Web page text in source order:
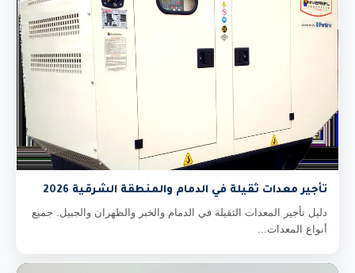
تأجير معدات ثقيلة في الدمام والمنطقة الشرقية 2026
دليل تأجير المعدات الثقيلة في الدمام والخبر والظهران والجبيل. جميع
أنواع المعدات...